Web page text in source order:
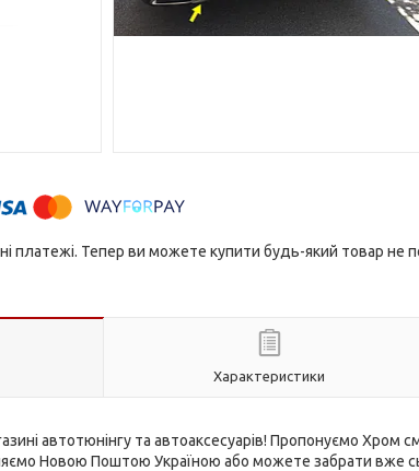
платежі. Тепер ви можете купити будь-який товар не
Характеристики
автотюнінгу та автоаксесуарів! Пропонуємо Хром
Новою Поштою Україною або можете забрати вже